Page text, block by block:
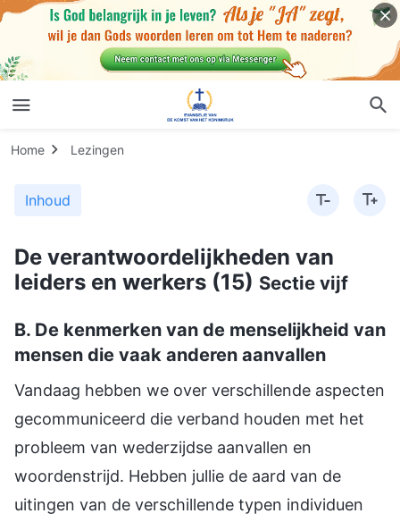
Home Lezingen
Inhoud
De verantwoordelijkheden van
leiders en werkers (15) Sectie vijf
B. De kenmerken van de menselijkheid van
mensen die vaak anderen aanvallen
Vandaag hebben we over verschillende aspecten
gecommuniceerd die verband houden met het
probleem van wederzijdse aanvallen en
woordenstrijd. Hebben jullie de aard van de
uitingen van de verschillende typen individuen